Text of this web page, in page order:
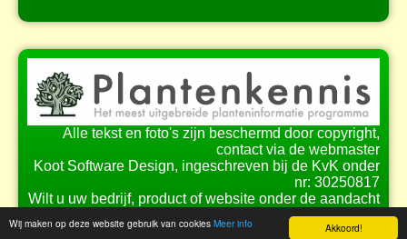
Akkoord!
Wij maken op deze website gebruik van cookies Meer info
Alle tekst en foto's zijn beschermd door copyright,
contact via de webmaster
Koot Software Design, ingeschreven bij de KvK onder
nr: 30250817
Wilt u uw bedrijf, product of website onder de aandacht
brengen bij onze bezoekers?
Bekijk demogelijkhedenvoor samenwerking.